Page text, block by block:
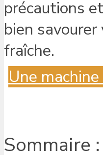
Une
Sommaire :